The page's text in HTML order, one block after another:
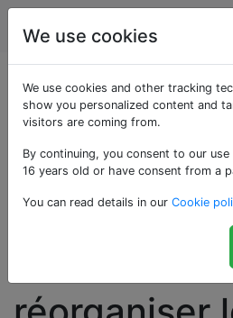
Apple
Comment
apparaître
fenêtres
côté de
actuel avec
We use cookies
We use cookies and other tracking
show you personalized content and
visitors are coming from.
By continuing, you consent to our
16 years old or have consent from a
You can read details in our Cookie